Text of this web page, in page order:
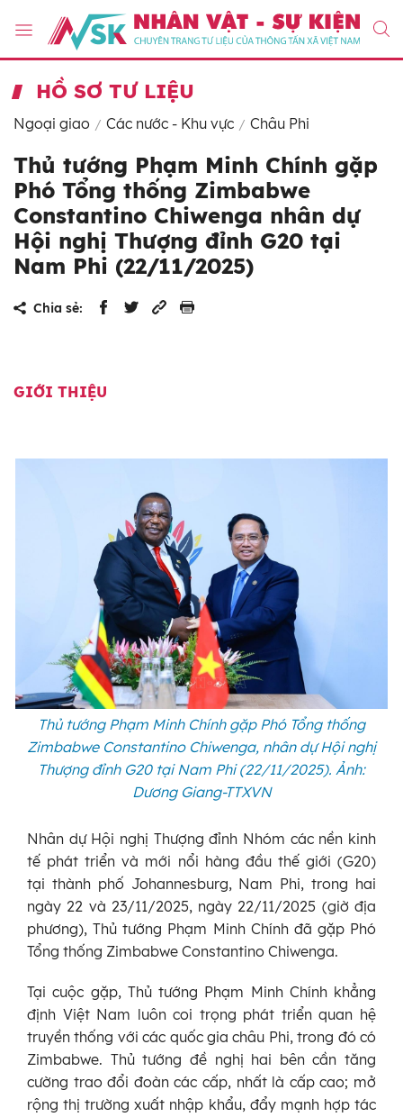
HỒ SƠ TƯ LIỆU
Ngoại giao Các nước - Khu vực Châu Phi
Thủ tướng Phạm Minh Chính gặp
Phó Tổng thống Zimbabwe
Constantino Chiwenga nhân dự
Hội nghị Thượng đỉnh G20 tại
Nam Phi (22/11/2025)
Chia sẻ:
GIỚI THIỆU
Thủ tướng Phạm Minh Chính gặp Phó Tổng thống
Zimbabwe Constantino Chiwenga, nhân dự Hội nghị
Thượng đỉnh G20 tại Nam Phi (22/11/2025). Ảnh:
Dương Giang-TTXVN
Nhân dự Hội nghị Thượng đỉnh Nhóm các nền kinh
tế phát triển và mới nổi hàng đầu thế giới (G20)
tại thành phố Johannesburg, Nam Phi, trong hai
ngày 22 và 23/11/2025, ngày 22/11/2025 (giờ địa
phương), Thủ tướng Phạm Minh Chính đã gặp Phó
Tổng thống Zimbabwe Constantino Chiwenga.
Tại cuộc gặp, Thủ tướng Phạm Minh Chính khẳng
định Việt Nam luôn coi trọng phát triển quan hệ
truyền thống với các quốc gia châu Phi, trong đó có
Zimbabwe. Thủ tướng đề nghị hai bên cần tăng
cường trao đổi đoàn các cấp, nhất là cấp cao; mở
rộng thị trường xuất nhập khẩu, đẩy mạnh hợp tác